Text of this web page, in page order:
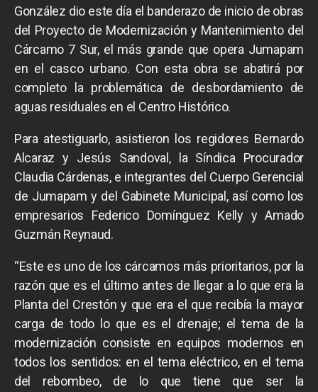
González dio este día el banderazo de inicio de obras
del Proyecto de Modernización y Mantenimiento del
Cárcamo 7 Sur, el más grande que opera Jumapam
en el casco urbano. Con esta obra se abatirá por
completo la problemática de desbordamiento de
aguas residuales en el Centro Histórico.
Para atestiguarlo, asistieron los regidores Bernardo
Alcaraz y Jesús Sandoval, la Síndica Procurador
Claudia Cárdenas, e integrantes del Cuerpo Gerencial
de Jumapam y del Gabinete Municipal, así como los
empresarios Federico Domínguez Kelly y Amado
Guzmán Reynaud.
“Este es uno de los cárcamos más prioritarios, por la
razón que es el último antes de llegar a lo que era la
Planta del Crestón y que era el que recibía la mayor
carga de todo lo que es el drenaje; el tema de la
modernización consiste en equipos modernos en
todos los sentidos: en el tema eléctrico, en el tema
del rebombeo, de lo que tiene que ser la